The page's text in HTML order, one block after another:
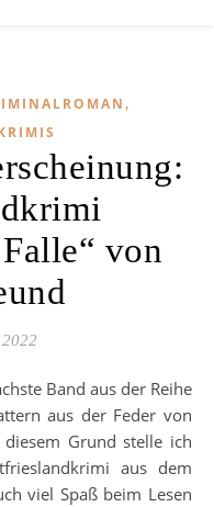
,
von
aus der Feder von
Grund stelle ich
aus dem
viel Spaß beim Lesen